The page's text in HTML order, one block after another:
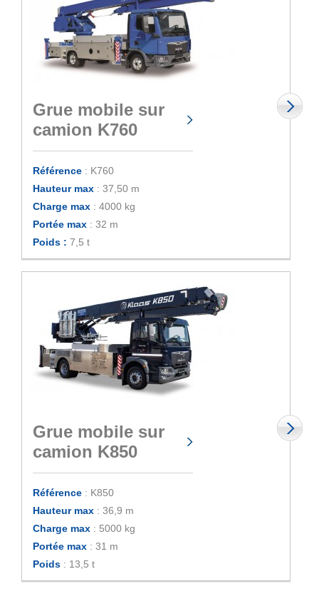
Grue mobile sur
camion K760
Référence : K760
Hauteur max : 37,50 m
Charge max : 4000 kg
Portée max : 32 m
Poids : 7,5 t
Grue mobile sur
camion K850
Référence : K850
Hauteur max : 36,9 m
Charge max : 5000 kg
Portée max : 31 m
Poids : 13,5 t